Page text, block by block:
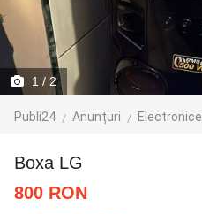
1 / 2
Publi24 Anunțuri Electronice
Boxa LG
800 RON